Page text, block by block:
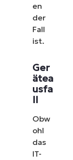
en
der
Fall
ist.
Ger
ätea
usfa
ll
Obw
ohl
das
IT-